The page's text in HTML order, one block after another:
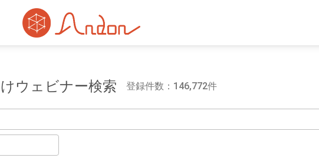
ウェビナー検索 登録件数：146,772件